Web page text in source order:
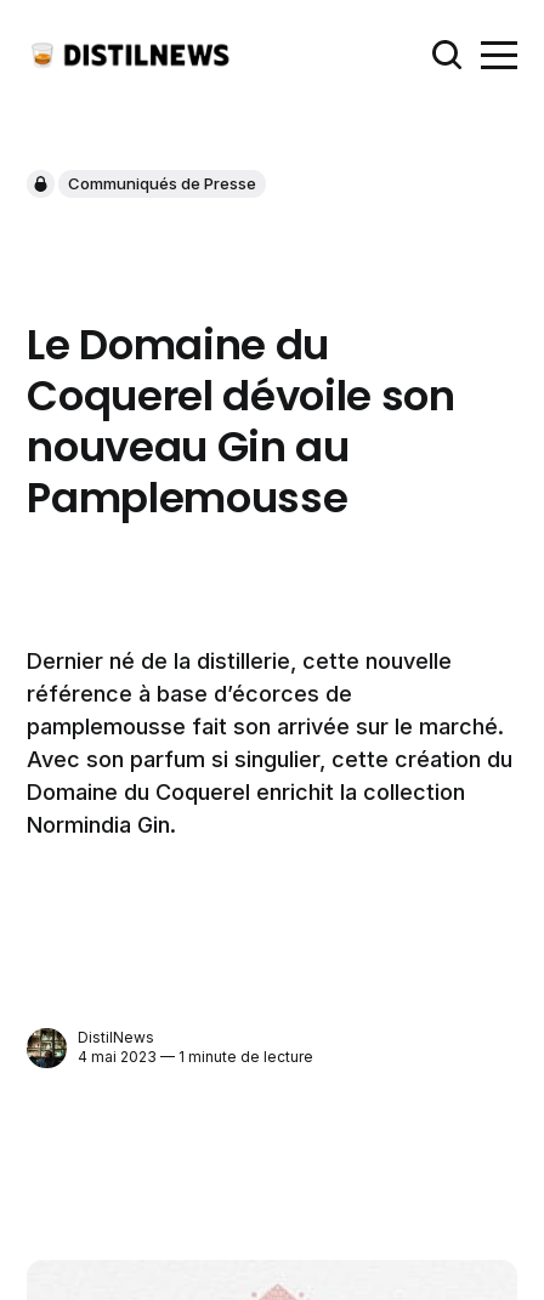
Communiqués de Presse
Le Domaine du
Coquerel dévoile son
nouveau Gin au
Pamplemousse
Dernier né de la distillerie, cette nouvelle
référence à base d’écorces de
pamplemousse fait son arrivée sur le marché.
Avec son parfum si singulier, cette création du
Domaine du Coquerel enrichit la collection
Normindia Gin.
DistilNews
4 mai 2023 — 1 minute de lecture